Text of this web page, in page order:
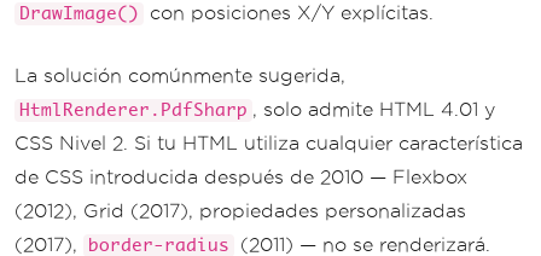
DrawImage() con posiciones X/Y explícitas.
La solución comúnmente sugerida,
HtmlRenderer.PdfSharp , solo admite HTML 4.01 y
CSS Nivel 2. Si tu HTML utiliza cualquier característica
de CSS introducida después de 2010 — Flexbox
(2012), Grid (2017), propiedades personalizadas
(2017),
border-radius (2011) — no se renderizará.